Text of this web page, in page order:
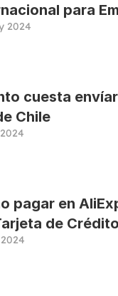
para
2024
cuesta
Chile
pagar en
de Crédito